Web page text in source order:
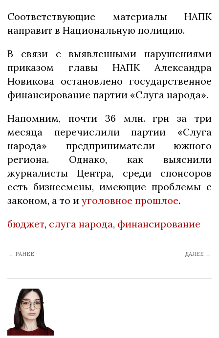
Соответствующие материалы НАПК
направит в Национальную полицию.
В связи с выявленными нарушениями
приказом главы НАПК Александра
Новикова остановлено государственное
финансирование партии «Слуга народа».
Напомним, почти 36 млн. грн за три
месяца перечислили партии «Слуга
народа» предприниматели южного
региона. Однако, как выяснили
журналисты Центра, среди спонсоров
есть бизнесмены, имеющие проблемы с
законом, а то и уголовное прошлое.
бюджет, слуга народа, финансирование
← РАНЕЕ ДАЛЕЕ →